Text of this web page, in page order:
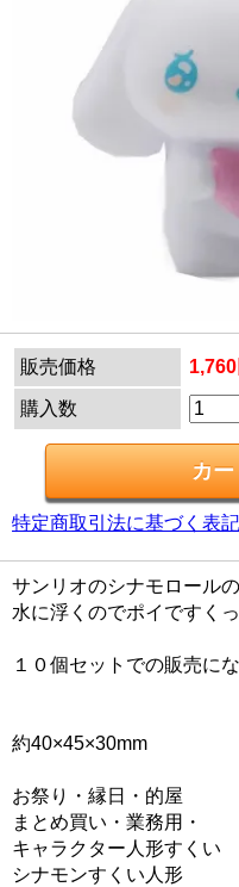
販売価格
購入数
特定商取引法に基づく表
サンリオのシナモロール
水に浮くのでポイですく
１０個セットでの販売にな
約40×45×30mm
お祭り・縁日・的屋
まとめ買い・業務用・
キャラクター人形すくい
シナモンすくい人形